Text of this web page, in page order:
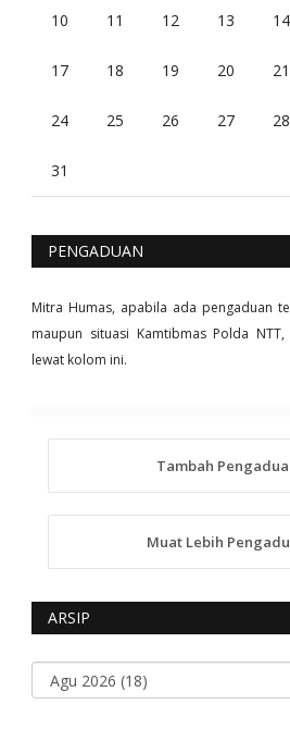
10 11 12 13 14
17 18 19 20 21
24 25 26 27 28
31
PENGADUAN
Mitra Humas, apabila ada pengaduan
maupun situasi Kamtibmas Polda
lewat kolom ini.
Tambah
Muat Lebih
ARSIP